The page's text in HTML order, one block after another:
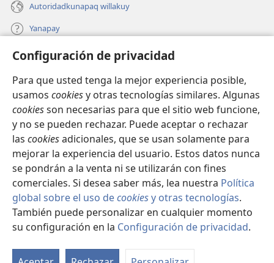
Configuración de privacidad
Para que usted tenga la mejor experiencia posible,
usamos cookiesy otras tecnologías similares. Algunas
cookiesson necesarias para que el sitio web funcione,
y no se pueden rechazar. Puede aceptar o rechazar
las cookiesadicionales, que se usan solamente para
mejorar la experiencia del usuario. Estos datos nunca
se pondrán a la venta ni se utilizarán con fines
comerciales. Si desea saber más, lea nuestra Política
global sobre el uso decookiesy otras tecnologías.
También puede personalizar en cualquier momento
su configuración en la Configuración de privacidad.
Autoridadkunapaq willakuy
Yanapay
Donacionta churanapaq
una
ventana)
INTERNETPI QELQANCHISKUNA Watchtower™
(abre
una
nueva
ventana)
JW Hub
(abre
una
nueva
ventana)
JW Library ®
Copyright© 2026 Watch Tower Bible and Tract Society of Pennsylvania.
IMATAN RUWAWAQ IMATAN MANA|DATOSKUNATA
WAQAYCHASQAYKUMANTA |CONFIGURACIÓN DE PRIVACIDAD